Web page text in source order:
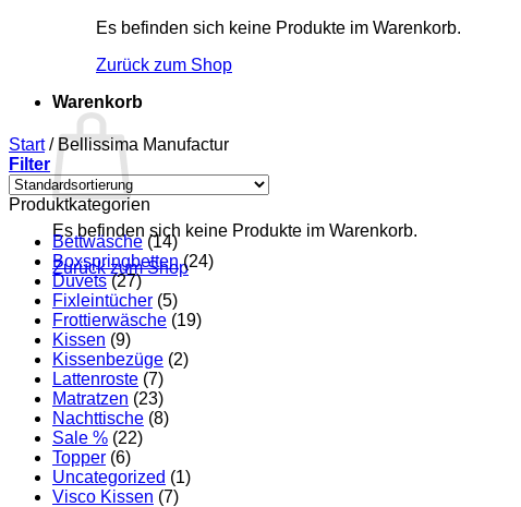
Es befinden sich keine Produkte im Warenkorb.
Zurück zum Shop
Warenkorb
Es befinden sich keine Produkte im Warenkorb.
Zurück zum Shop
Start /Bellissima Manufactur
Filter
Produktkategorien
Bettwäsche (14)
Boxspringbetten (24)
Duvets (27)
Fixleintücher (5)
Frottierwäsche (19)
Kissen (9)
Kissenbezüge (2)
Lattenroste (7)
Matratzen (23)
Nachttische (8)
Sale % (22)
Topper (6)
Uncategorized (1)
Visco Kissen (7)